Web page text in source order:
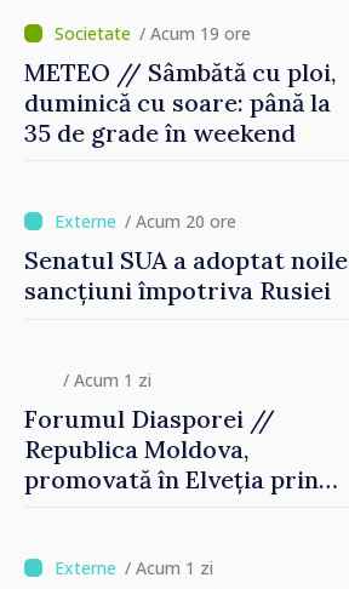
/ Acum 19 ore
METEO // Sâmbătă cu ploi,
duminică cu soare: până la
35 de grade în weekend
/ Acum 20 ore
Senatul SUA a adoptat noile
sancțiuni împotriva Rusiei
/ Acum 1 zi
Forumul Diasporei //
Republica Moldova,
promovată în Elveția prin
/ Acum 1 zi